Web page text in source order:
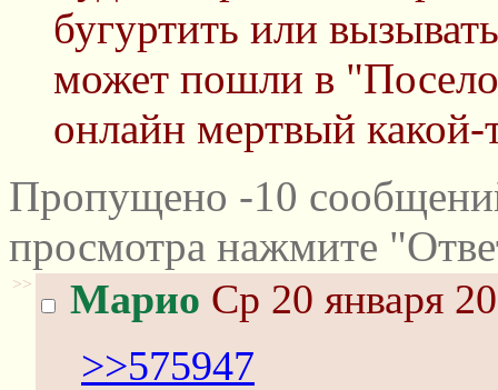
бугуртить или
может пошли в
онлайн мертвый какой-
Пропущено -10
просмотра нажмите
>> Марио Ср 20 января
>>575947